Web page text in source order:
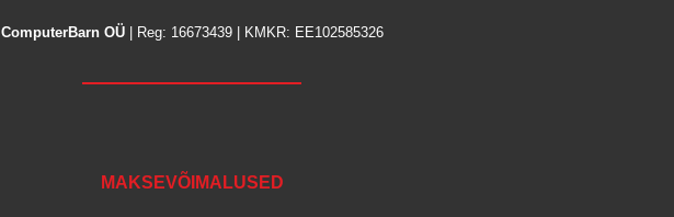
ComputerBarn OÜ| Reg: 16673439 | KMKR: EE102585326
MAKSEVÕIMALUSED